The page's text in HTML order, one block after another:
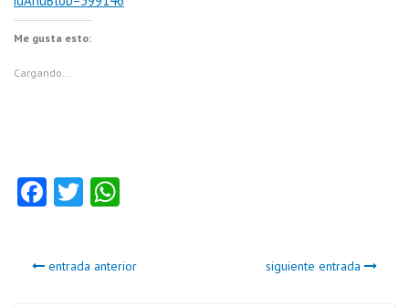
Me gusta esto:
Cargando...
Fa
o
T
er A
entrada anterior siguiente entrada